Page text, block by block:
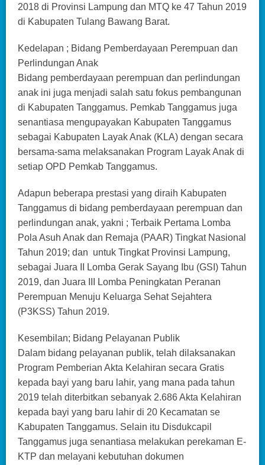
2018 di Provinsi Lampung dan MTQ ke 47 Tahun 2019
di Kabupaten Tulang Bawang Barat.
Kedelapan ; Bidang Pemberdayaan Perempuan dan
Perlindungan Anak
Bidang pemberdayaan perempuan dan perlindungan
anak ini juga menjadi salah satu fokus pembangunan
di Kabupaten Tanggamus. Pemkab Tanggamus juga
senantiasa mengupayakan Kabupaten Tanggamus
sebagai Kabupaten Layak Anak (KLA) dengan secara
bersama-sama melaksanakan Program Layak Anak di
setiap OPD Pemkab Tanggamus.
Adapun beberapa prestasi yang diraih Kabupaten
Tanggamus di bidang pemberdayaan perempuan dan
perlindungan anak, yakni ; Terbaik Pertama Lomba
Pola Asuh Anak dan Remaja (PAAR) Tingkat Nasional
Tahun 2019; dan untuk Tingkat Provinsi Lampung,
sebagai Juara II Lomba Gerak Sayang Ibu (GSI) Tahun
2019, dan Juara III Lomba Peningkatan Peranan
Perempuan Menuju Keluarga Sehat Sejahtera
(P3KSS) Tahun 2019.
Kesembilan; Bidang Pelayanan Publik
Dalam bidang pelayanan publik, telah dilaksanakan
Program Pemberian Akta Kelahiran secara Gratis
kepada bayi yang baru lahir, yang mana pada tahun
2019 telah diterbitkan sebanyak 2.686 Akta Kelahiran
kepada bayi yang baru lahir di 20 Kecamatan se
Kabupaten Tanggamus. Selain itu Disdukcapil
Tanggamus juga senantiasa melakukan perekaman E-
KTP dan melayani kebutuhan dokumen